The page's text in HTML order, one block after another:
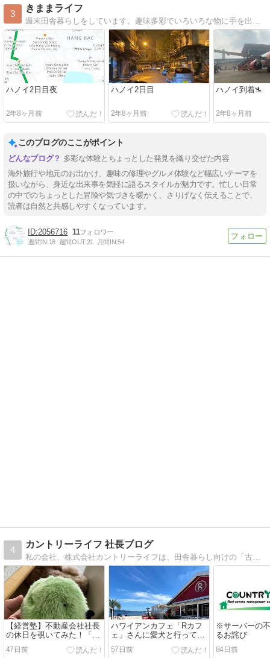
3
きままライフ
週末田舎暮らしをしています。趣味多彩でいろいろな物に手を出し行き詰まっています。ブログを通じていろんな方と交流していきたいです。宜しくお願いします。
ハノイ2日目夜
2年8ヶ月前
ハノイ2日目
2年8ヶ月前
ハノイ到着🛬
2年8ヶ月前
このブログのここがポイント
多彩な体験とちょっとした発見を織り交ぜた内容
海外旅行や地元のお出かけ、趣味の修理やグルメ体験など幅広いテーマを
扱いながら、身近な出来事を気軽に語るスタイルが魅力です。忙しい日常
の中でのちょっとした冒険や気づきを暖かく、さりげなく伝えることで、
読者は自然と共感しやすくなっています。
2056716 11
週間IN:18 週間OUT:21 月間IN:54
4
カントリーライフ 社長ブログ
私の会社、株式会社カントリーライフは、田舎暮らし向けの「古民家」や、リゾート向けの「ログハウス」などを取り扱っております。
【経営塾】不動産会社社長
の休日を覗いてみた！「ま
さかΣ（・□・；）の方法で
ブラッシュアップ」
47日前
ハワイアンカフェ「Rカフ
ェ」さんに愛犬と行ってき
ました。
57日前
※サーバーの
るお詫び
84日前